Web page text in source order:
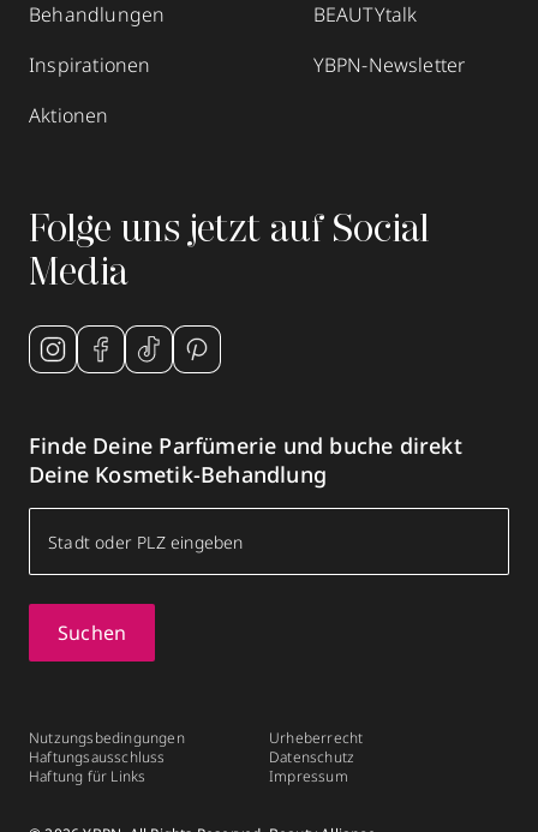
Behandlungen
Inspirationen
Aktionen
BEAUTYtalk
YBPN-Newsletter
Folge uns jetzt auf Social
Media
Finde Deine Parfümerie und buche direkt
Deine Kosmetik-Behandlung
Suchen
Nutzungsbedingungen
Haftungsausschluss
Haftung für Links
Urheberrecht
Datenschutz
Impressum